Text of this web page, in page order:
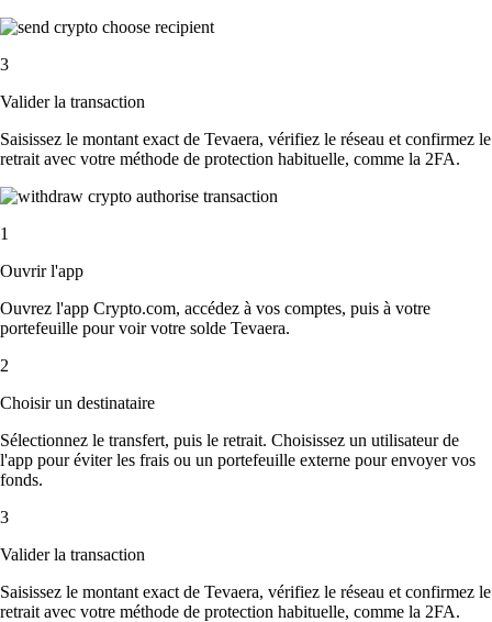
3
Valider la transaction
Saisissez le montant exact de Tevaera, vérifiez le réseau et confirmez le
retrait avec votre méthode de protection habituelle, comme la 2FA.
1
Ouvrir l'app
Ouvrez l'app Crypto.com, accédez à vos comptes, puis à votre
portefeuille pour voir votre solde Tevaera.
2
Choisir un destinataire
Sélectionnez le transfert, puis le retrait. Choisissez un utilisateur de
l'app pour éviter les frais ou un portefeuille externe pour envoyer vos
fonds.
3
Valider la transaction
Saisissez le montant exact de Tevaera, vérifiez le réseau et confirmez le
retrait avec votre méthode de protection habituelle, comme la 2FA.